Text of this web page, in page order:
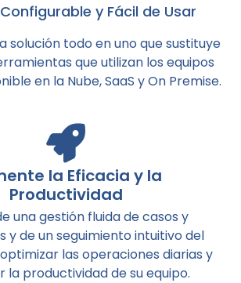
y Fácil de Usar
solución todo en uno que sustituye
que utilizan los equipos
en la Nube, SaaS y On Premise.
la Eficacia y la
Productividad
una gestión fluida de casos y
y de un seguimiento intuitivo del
las operaciones diarias y
la productividad de su equipo.